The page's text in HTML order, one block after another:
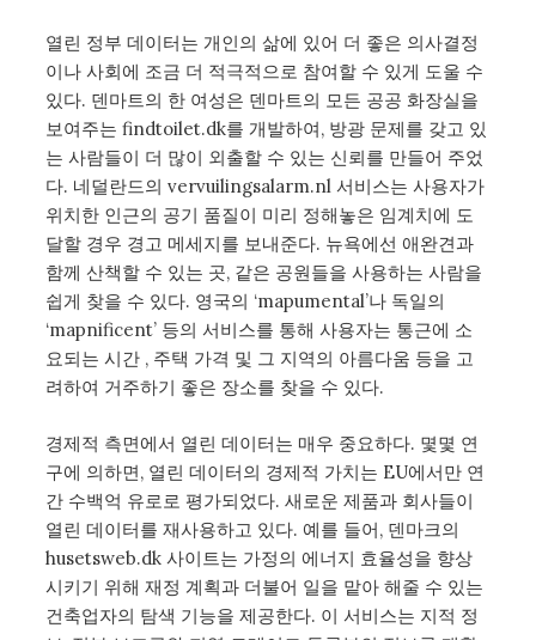
열린 정부 데이터는 개인의 삶에 있어 더 좋은 의사결정
이나 사회에 조금 더 적극적으로 참여할 수 있게 도울 수
있다. 덴마트의 한 여성은 덴마트의 모든 공공 화장실을
보여주는 findtoilet.dk를 개발하여, 방광 문제를 갖고 있
는 사람들이 더 많이 외출할 수 있는 신뢰를 만들어 주었
다. 네덜란드의 vervuilingsalarm.nl 서비스는 사용자가
위치한 인근의 공기 품질이 미리 정해놓은 임계치에 도
달할 경우 경고 메세지를 보내준다. 뉴욕에선 애완견과
함께 산책할 수 있는 곳, 같은 공원들을 사용하는 사람을
쉽게 찾을 수 있다. 영국의 ‘mapumental’나 독일의
‘mapnificent’ 등의 서비스를 통해 사용자는 통근에 소
요되는 시간 , 주택 가격 및 그 지역의 아름다움 등을 고
려하여 거주하기 좋은 장소를 찾을 수 있다.
경제적 측면에서 열린 데이터는 매우 중요하다. 몇몇 연
구에 의하면, 열린 데이터의 경제적 가치는 EU에서만 연
간 수백억 유로로 평가되었다. 새로운 제품과 회사들이
열린 데이터를 재사용하고 있다. 예를 들어, 덴마크의
husetsweb.dk 사이트는 가정의 에너지 효율성을 향상
시키기 위해 재정 계획과 더불어 일을 맡아 해줄 수 있는
건축업자의 탐색 기능을 제공한다. 이 서비스는 지적 정